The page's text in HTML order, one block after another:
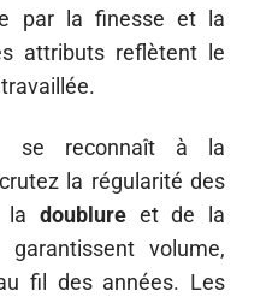
par la finesse et la
attributs reflètent le
travaillée.
se reconnaît à la
la régularité des
la doublureet de la
volume,
fil des années. Les